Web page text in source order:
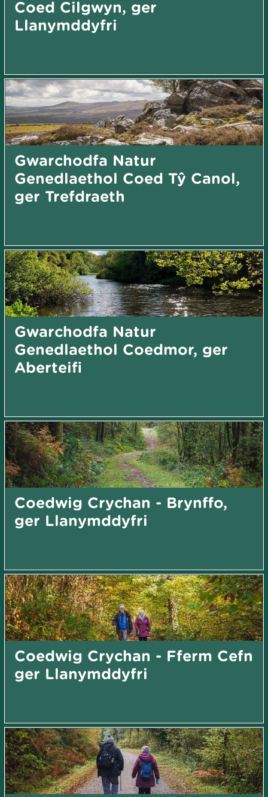
Coed Cilgwyn, ger
Llanymddyfri
Gwarchodfa Natur
Genedlaethol Coed Tŷ Canol,
ger Trefdraeth
Gwarchodfa Natur
Genedlaethol Coedmor, ger
Aberteifi
Coedwig Crychan - Brynffo,
ger Llanymddyfri
Coedwig Crychan - Fferm Cefn
ger Llanymddyfri